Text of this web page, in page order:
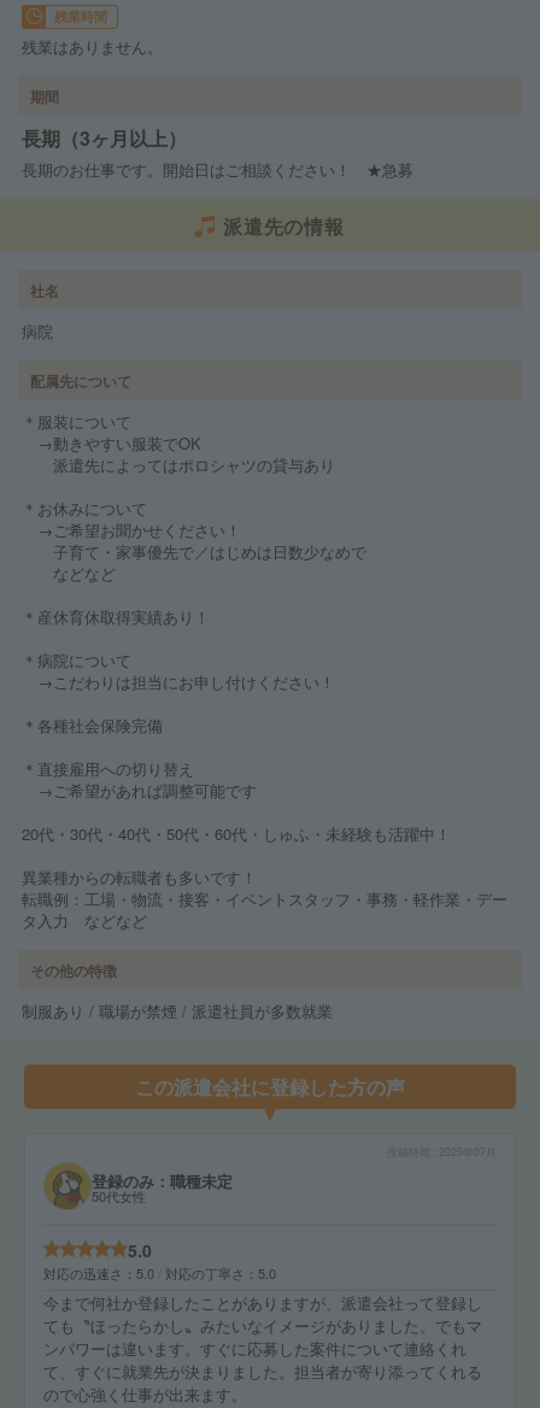
残業時間
残業はありません。
期間
長期（3ヶ月以上）
長期のお仕事です。開始日はご相談ください！ ★急募
派遣先の情報
社名
病院
配属先について
＊服装について
→動きやすい服装でOK
派遣先によってはポロシャツの貸与あり
＊お休みについて
→ご希望お聞かせください！
子育て・家事優先で／はじめは日数少なめで
などなど
＊産休育休取得実績あり！
＊病院について
→こだわりは担当にお申し付けください！
＊各種社会保険完備
＊直接雇用への切り替え
→ご希望があれば調整可能です
20代・30代・40代・50代・60代・しゅふ・未経験も活躍中！
異業種からの転職者も多いです！
転職例：工場・物流・接客・イベントスタッフ・事務・軽作業・デー
タ入力 などなど
その他の特徴
制服あり / 職場が禁煙 / 派遣社員が多数就業
この派遣会社に登録した方の声
2025年07月
登録のみ：職種未定
50代女性
5.0
対応の迅速さ 5.0 対応の丁寧さ 5.0
今まで何社か登録したことがありますが、派遣会社って登録し
ても〝ほったらかし〟みたいなイメージがありました。でもマ
ンパワーは違います。すぐに応募した案件について連絡くれ
て、すぐに就業先が決まりました。担当者が寄り添ってくれる
ので心強く仕事が出来ます。